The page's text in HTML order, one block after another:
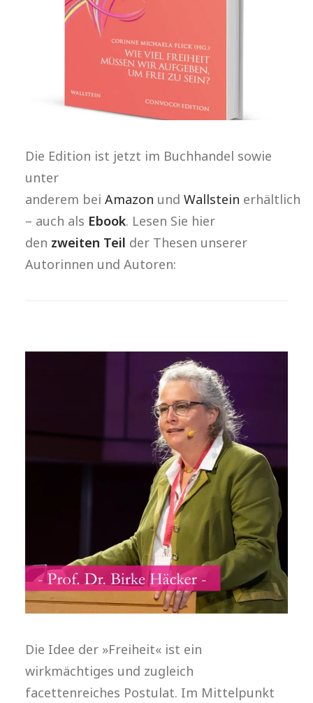
Die Edition ist jetzt im Buchhandel sowie
unter
anderem bei Amazon und Wallstein erhältlich
– auch als Ebook. Lesen Sie hier
den zweiten Teil der Thesen unserer
Autorinnen und Autoren:
Die Idee der »Freiheit« ist ein
wirkmächtiges und zugleich
facettenreiches Postulat. Im Mittelpunkt